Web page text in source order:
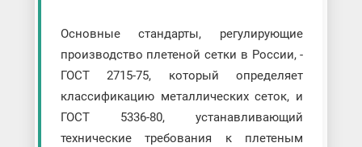
Основные стандарты, регулирующие
производство плетеной сетки в России, -
ГОСТ 2715-75, который определяет
классификацию металлических сеток, и
ГОСТ 5336-80, устанавливающий
технические требования к плетеным